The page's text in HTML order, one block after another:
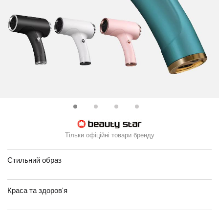
Тільки офіційні товари бренду
Стильний образ
Краса та здоров'я